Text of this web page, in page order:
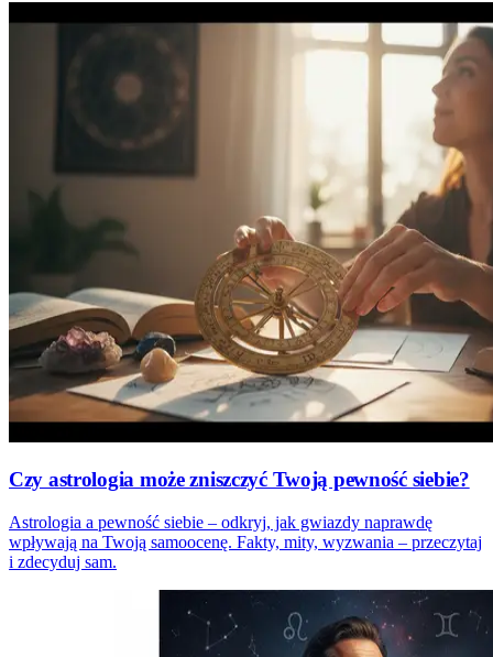
Czy astrologia może zniszczyć Twoją pewność siebie?
Astrologia a pewność siebie – odkryj, jak gwiazdy naprawdę
wpływają na Twoją samoocenę. Fakty, mity, wyzwania – przeczytaj
i zdecyduj sam.